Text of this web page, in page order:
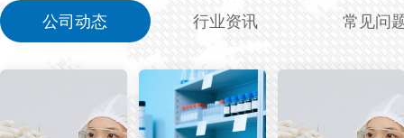
公司动态 行业资讯 常见问